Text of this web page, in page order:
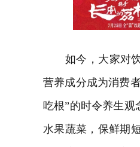
如今，大家对饮
营养成分成为消费
吃根”的时令养生观
水果蔬菜，保鲜期